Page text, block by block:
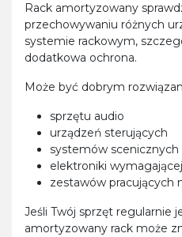
Rack amortyzowany
przechowywaniu różnych
systemie rackowym,
dodatkowa ochrona.
Może być dobrym
sprzętu audio
urządzeń sterujących
systemów scenicznych
elektroniki
zestawów pracujących
Jeśli Twój sprzęt regularnie
amortyzowany rack może